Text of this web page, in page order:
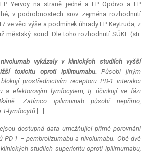
Yervoy na straně jedné a LP Opdivo a LP
v podrobnostech srov. zejména rozhodnutí
ve věci výše a podmínek úhrady LP Keytruda, z
městský soud. Dle toho rozhodnutí SÚKL (str.
vykázaly v klinických studiích vyšší
toxicitu oproti ipilimumabu. Působí jiným
prostřednictvím receptoru PD-1 interakci
a efektorovým lymfocytem, tj. účinkují ve fázi
Zatímco ipilimumab působí nepřímo,
T-lymfocytů […]
dostupná data umožňující přímé porovnání
PD-1 – pembrolizumabu a nivolumabu. Obě dvě
studiích superioritu oproti ipilimumabu,